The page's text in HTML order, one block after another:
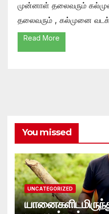
முன்னாள் தலைவரும்
தலைவரும் , கல்முனை
Read More
You missed
UNCATEGORIZED